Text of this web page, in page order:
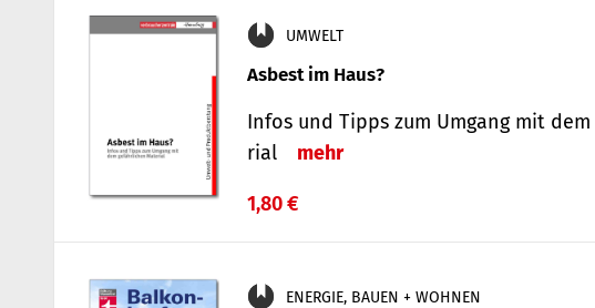
UMWELT
Asbest im Haus?
Infos und Tipps zum Um­gang mit
rial
mehr
1,80 €
ENERGIE, BAUEN + WOHNEN